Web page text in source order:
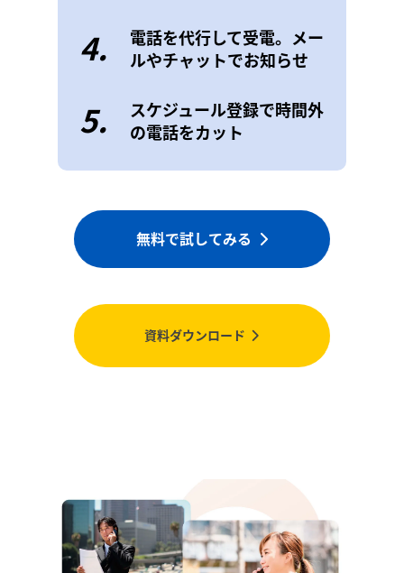
4.
電話を代行して受電。メー
ルやチャットでお知らせ
5.
スケジュール登録で時間外
の電話をカット
無料で試してみる
資料ダウンロード